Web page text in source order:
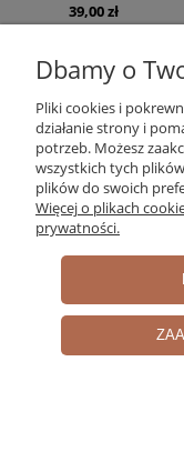
39,00 zł
Dbamy o
Pliki cookies i
działanie strony i
potrzeb. Możesz
wszystkich tych
plików do swoich
Więcej o plikach
prywatności.